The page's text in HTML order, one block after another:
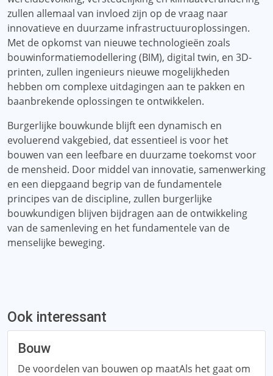
zullen allemaal van invloed zijn op de vraag naar
innovatieve en duurzame infrastructuuroplossingen.
Met de opkomst van nieuwe technologieën zoals
bouwinformatiemodellering (BIM), digital twin, en 3D-
printen, zullen ingenieurs nieuwe mogelijkheden
hebben om complexe uitdagingen aan te pakken en
baanbrekende oplossingen te ontwikkelen.
Burgerlijke bouwkunde blijft een dynamisch en
evoluerend vakgebied, dat essentieel is voor het
bouwen van een leefbare en duurzame toekomst voor
de mensheid. Door middel van innovatie, samenwerking
en een diepgaand begrip van de fundamentele
principes van de discipline, zullen burgerlijke
bouwkundigen blijven bijdragen aan de ontwikkeling
van de samenleving en het fundamentele van de
menselijke beweging.
Ook interessant
Bouw
De voordelen van bouwen op maatAls het gaat om